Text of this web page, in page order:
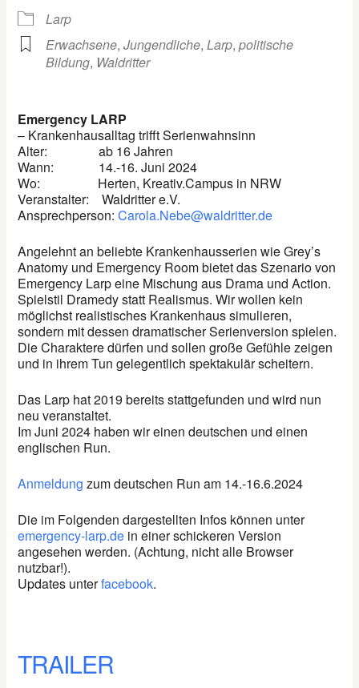
Larp
Erwachsene,Jungendliche,Larp,politische
Bildung, Waldritter
Emergency LARP
– Krankenhausalltag trifft Serienwahnsinn
Alter: ab 16 Jahren
Wann: 14.-16. Juni 2024
Wo: Herten, Kreativ.Campus in NRW
Veranstalter: Waldritter e.V.
Ansprechperson:Carola.Nebe@waldritter.de
Angelehnt an beliebte Krankenhausserien wie Grey’s
Anatomy und Emergency Room bietet das Szenario von
Emergency Larp eine Mischung aus Drama und Action.
Spielstil Dramedy statt Realismus. Wir wollen kein
möglichst realistisches Krankenhaus simulieren,
sondern mit dessen dramatischer Serienversion spielen.
Die Charaktere dürfen und sollen große Gefühle zeigen
und in ihrem Tun gelegentlich spektakulär scheitern.
Das Larp hat 2019 bereits stattgefunden und wird nun
neu veranstaltet.
Im Juni 2024 haben wir einen deutschen und einen
englischen Run.
Anmeldung zum deutschen Run am 14.-16.6.2024
Die im Folgenden dargestellten Infos können unter
emergency-larp.de in einer schickeren Version
angesehen werden. (Achtung, nicht alle Browser
nutzbar!).
Updates unterfacebook.
TRAILER